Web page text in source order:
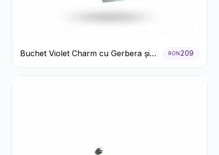
Buchet Violet Charm cu Gerbera și
Lisianthus Alb
RON209